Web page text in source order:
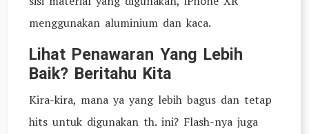
menggunakan aluminium dan kaca.
Lihat Penawaran Yang Lebih
Baik? Beritahu Kita
Kira-kira, mana ya yang lebih bagus dan tetap
hits untuk digunakan th. ini? Flash-nya juga